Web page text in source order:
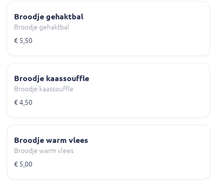
Broodje gehaktbal
Broodje gehaktbal
€ 5,50
Broodje kaassouffle
Broodje kaassouffle
€ 4,50
Broodje warm vlees
Broodje warm vlees
€ 5,00